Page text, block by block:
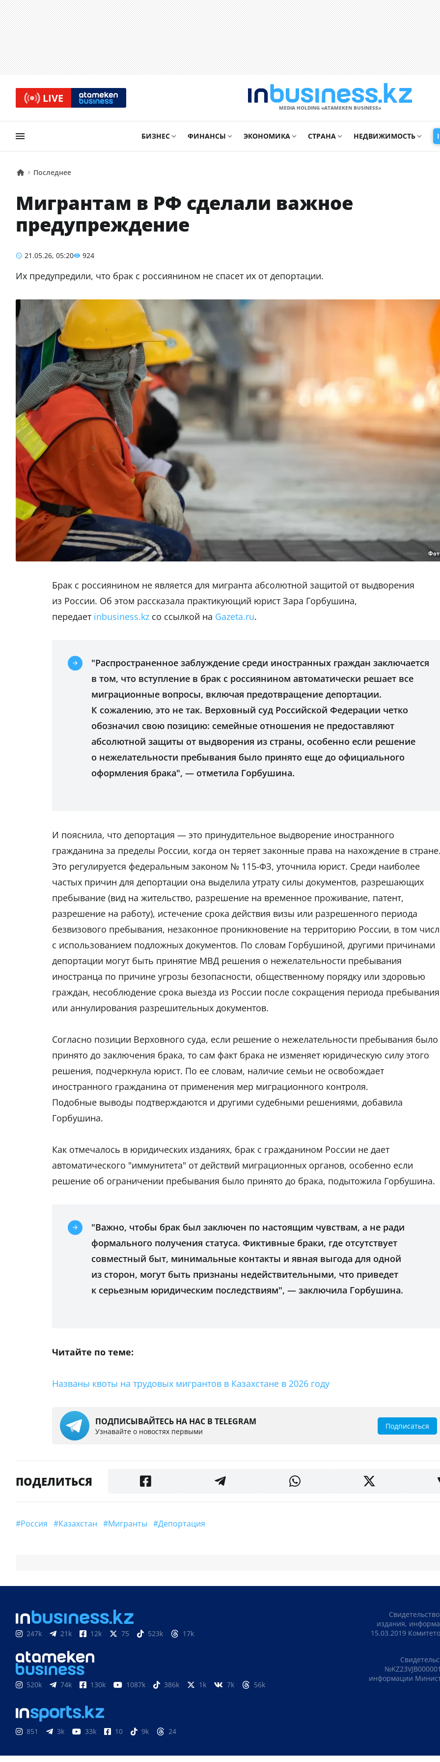
LIVE
MEDIA HOLDING «ATAMEKЕN BUSINESS»
БИЗНЕС ФИНАНСЫ ЭКОНОМИКА СТРАНА НЕДВИЖИМОСТЬ
Последнее
Мигрантам в РФ сделали важное
предупреждение
21.05.26, 05:20 924
Их предупредили, что брак с россиянином не спасет их от депортации.
Брак с россиянином не является для мигранта абсолютной защитой от выдворения
из России. Об этом рассказала практикующий юрист Зара Горбушина,
передает inbusiness.kz со ссылкой на Gazeta.ru.
"Распространенное заблуждение среди иностранных граждан заключается
в том, что вступление в брак с россиянином автоматически решает все
миграционные вопросы, включая предотвращение депортации.
К сожалению, это не так. Верховный суд Российской Федерации четко
обозначил свою позицию: семейные отношения не предоставляют
абсолютной защиты от выдворения из страны, особенно если решение
о нежелательности пребывания было принято еще до официального
оформления брака", — отметила Горбушина.
И пояснила, что депортация — это принудительное выдворение иностранного
гражданина за пределы России, когда он теряет законные права на нахождение в
Это регулируется федеральным законом № 115-ФЗ, уточнила юрист. Среди наиболее
частых причин для депортации она выделила утрату силы документов, разрешающих
пребывание (вид на жительство, разрешение на временное проживание, патент,
разрешение на работу), истечение срока действия визы или разрешенного периода
безвизового пребывания, незаконное проникновение на территорию России, в том
с использованием подложных документов. По словам Горбушиной, другими причинами
депортации могут быть принятие МВД решения о нежелательности пребывания
иностранца по причине угрозы безопасности, общественному порядку или здоровью
граждан, несоблюдение срока выезда из России после сокращения периода пребывания
или аннулирования разрешительных документов.
Согласно позиции Верховного суда, если решение о нежелательности пребывания было
принято до заключения брака, то сам факт брака не изменяет юридическую силу этого
решения, подчеркнула юрист. По ее словам, наличие семьи не освобождает
иностранного гражданина от применения мер миграционного контроля.
Подобные выводы подтверждаются и другими судебными решениями, добавила
Горбушина.
Как отмечалось в юридических изданиях, брак с гражданином России не дает
автоматического "иммунитета" от действий миграционных органов, особенно если
решение об ограничении пребывания было принято до брака, подытожила Горбушина.
"Важно, чтобы брак был заключен по настоящим чувствам, а не ради
формального получения статуса. Фиктивные браки, где отсутствует
совместный быт, минимальные контакты и явная выгода для одной
из сторон, могут быть признаны недействительными, что приведет
к серьезным юридическим последствиям", — заключила Горбушина.
Читайте по теме:
Названы квоты на трудовых мигрантов в Казахстане в 2026 году
ПОДПИСЫВАЙТЕСЬ НА НАС В TELEGRAM
Узнавайте о новостях первыми
Подписаться
ПОДЕЛИТЬСЯ
#Россия #Казахстан #мигранты #депортация
247k 21k 12k 75 523k 17k
520k 74k 130k 1087k 386k 1k 7k 56k
851 3k 33k 10 9k 24
издания,
15.03.2019
информации